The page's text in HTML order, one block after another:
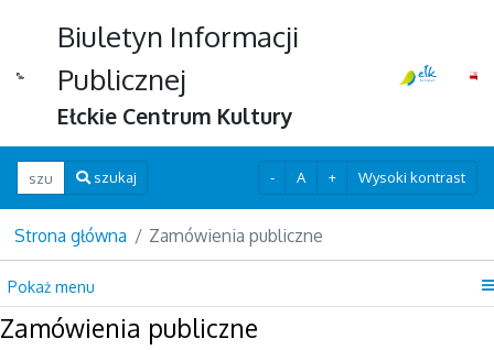
Biuletyn Informacji
Publicznej
Ełckie Centrum Kultury
Wpisz szukaną frazę
szukaj - A + Wysoki kontrast
Strona główna Zamówienia publiczne
Pokaż menu
Zamówienia publiczne